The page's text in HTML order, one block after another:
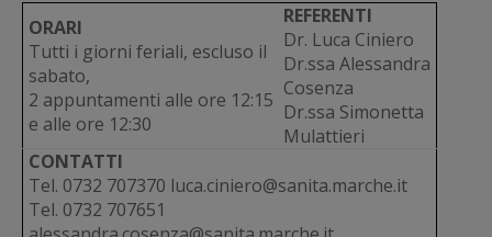
ORARI
Tutti i giorni feriali, escluso il
sabato,
2 appuntamenti alle ore 12:15
e alle ore 12:30
REFERENTI
Dr. Luca Ciniero
Dr.ssa Alessandra
Cosenza
Dr.ssa Simonetta
Mulattieri
CONTATTI
Tel. 0732 707370 luca.ciniero@sanita.marche.it
Tel. 0732 707651